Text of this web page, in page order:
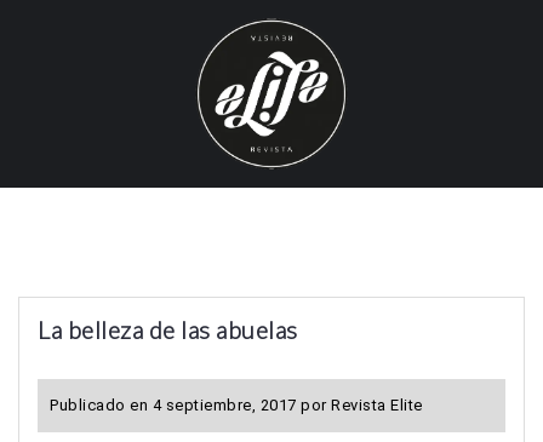
La belleza de las abuelas
Publicado en 4 septiembre, 2017 por Revista Elite